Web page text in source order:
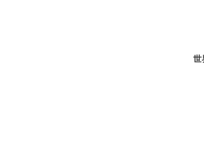
世